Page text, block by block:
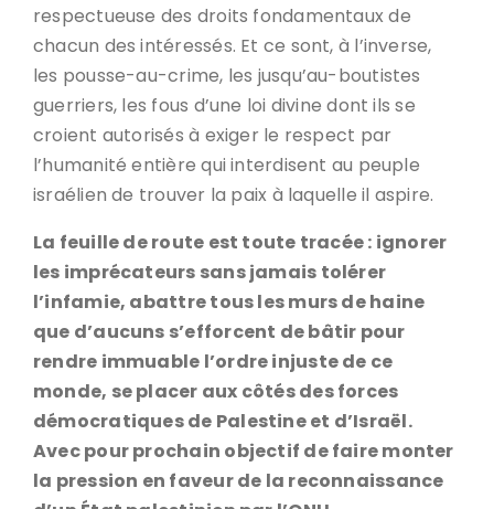
respectueuse des droits fondamentaux de
chacun des intéressés. Et ce sont, à l’inverse,
les pousse-au-crime, les jusqu’au-boutistes
guerriers, les fous d’une loi divine dont ils se
croient autorisés à exiger le respect par
l’humanité entière qui interdisent au peuple
israélien de trouver la paix à laquelle il aspire.
La feuille de route est toute tracée : ignorer
les imprécateurs sans jamais tolérer
l’infamie, abattre tous les murs de haine
que d’aucuns s’efforcent de bâtir pour
rendre immuable l’ordre injuste de ce
monde, se placer aux côtés des forces
démocratiques de Palestine et d’Israël.
Avec pour prochain objectif de faire monter
la pression en faveur de la reconnaissance